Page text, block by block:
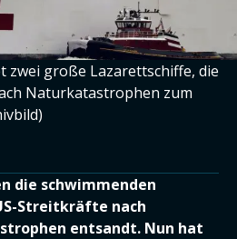
zwei große Lazarettschiffe, die
Naturkatastrophen zum
die schwimmenden
Streitkräfte nach
entsandt. Nun hat